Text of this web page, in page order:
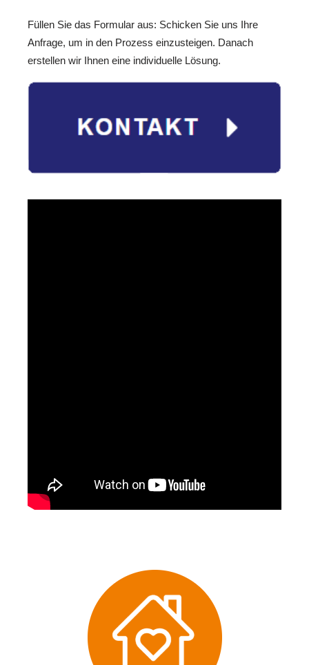
Füllen Sie das Formular aus: Schicken Sie uns Ihre
Anfrage, um in den Prozess einzusteigen. Danach
erstellen wir Ihnen eine individuelle Lösung.